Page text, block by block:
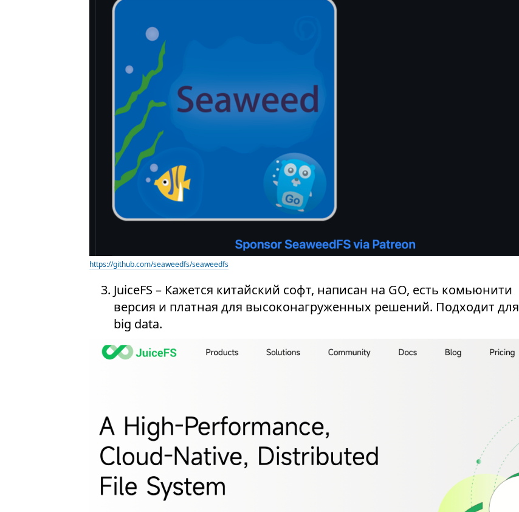
https://github.com/seaweedfs/seaweedfs
JuiceFS – Кажется китайский софт, написан на GO, есть комьюнити
версия и платная для высоконагруженных решений. Подходит для
big data.